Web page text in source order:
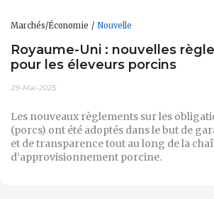
Marchés/Économie Nouvelle
Royaume-Uni : nouvelles
pour les éleveurs porcins
29-Mai-2025
Les nouveaux règlements sur les
(porcs) ont été adoptés dans le but de
et de transparence tout au long de la
d’approvisionnement porcine.